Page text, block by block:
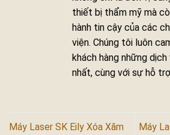
thiết bị thẩm mỹ mà
hành tin cậy của các
viện. Chúng tôi luôn
khách hàng những
nhất, cùng với sự hỗ
Máy Laser SK Eily Xóa Xăm
Máy